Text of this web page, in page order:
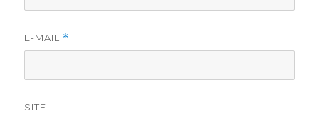
E-MAIL *
SITE